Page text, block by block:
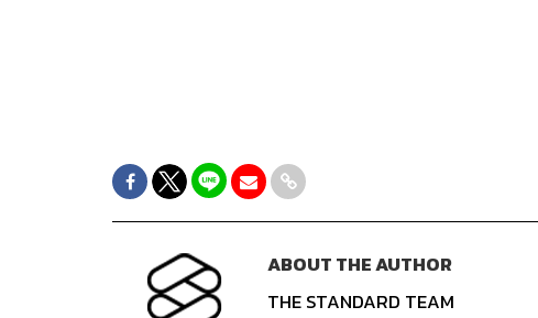
ABOUT THE AUTHOR
THE STANDARD TEAM